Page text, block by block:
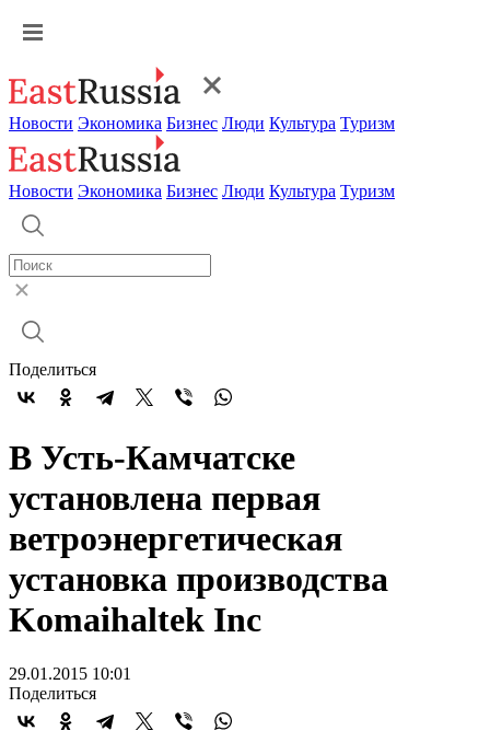
Новости Экономика Бизнес Люди Культура Туризм
Новости Экономика Бизнес Люди Культура Туризм
Поделиться
В Усть-Камчатске
установлена первая
ветроэнергетическая
установка производства
Komaihaltek Inc
29.01.2015 10:01
Поделиться